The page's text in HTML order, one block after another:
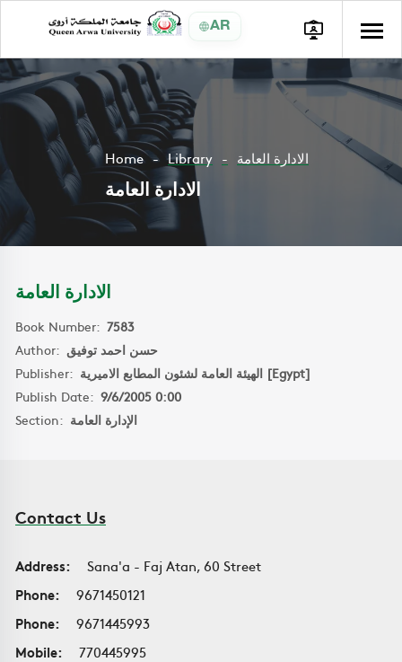
AR
Home Library الادارة العامة
الادارة العامة
الادارة العامة
Book Number: 7583
Author: حسن احمد توفيق
Publisher:
الهيئة العامة لشئون المطابع الاميرية [Egypt]
Publish Date: 9/6/2005 0:00
Section: الإدارة العامة
Contact Us
Address:
Sana'a - Faj Atan, 60 Street
Phone:
9671450121
Phone:
9671445993
Mobile:
770445995